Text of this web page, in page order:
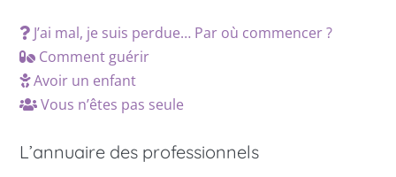
J’ai mal, je suis perdue… Par où commencer ?
Comment guérir
Avoir un enfant
Vous n’êtes pas seule
L’annuaire des professionnels